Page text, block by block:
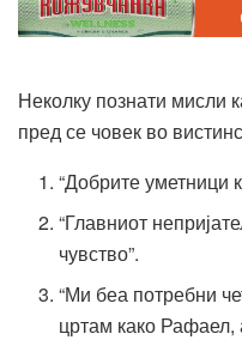
Неколку познати мисли
пред се човек во
“Добрите уметници
“Главниот
чувство”.
“Ми беа потребни
цртам како Рафаел,